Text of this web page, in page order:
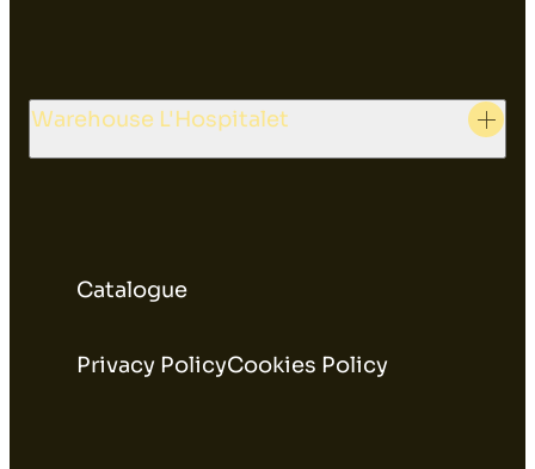
Catalogue
Privacy PolicyCookies Policy
Warehouse L'Hospitalet